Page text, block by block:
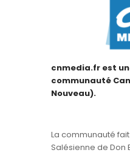
cnmedia.fr est
communauté
Nouveau).
La communauté
Salésienne de Don